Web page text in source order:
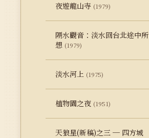
夜遊龍山寺 (1979)
隔水觀音：淡水回台北途中所
想 (1979)
淡水河上 (1975)
植物園之夜 (1951)
天狼星(新稿)之三 ─ 四方城